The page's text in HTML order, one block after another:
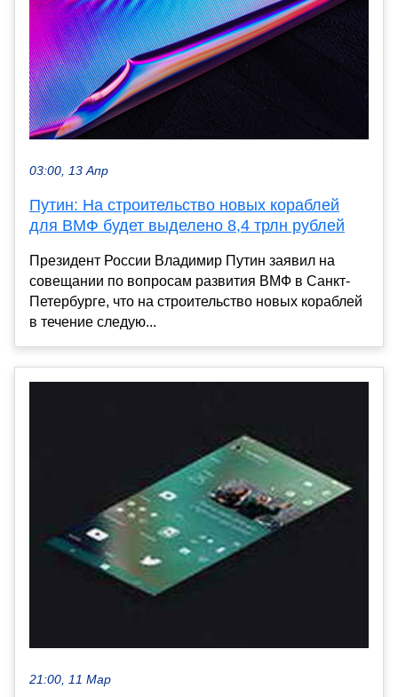
03:00, 13 Апр
Путин: На строительство новых кораблей
для ВМФ будет выделено 8,4 трлн рублей
Президент России Владимир Путин заявил на
совещании по вопросам развития ВМФ в Санкт-
Петербурге, что на строительство новых кораблей
в течение следую...
21:00, 11 Мар